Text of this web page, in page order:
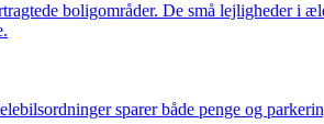
boligområder. De små lejligheder i
sparer både penge og